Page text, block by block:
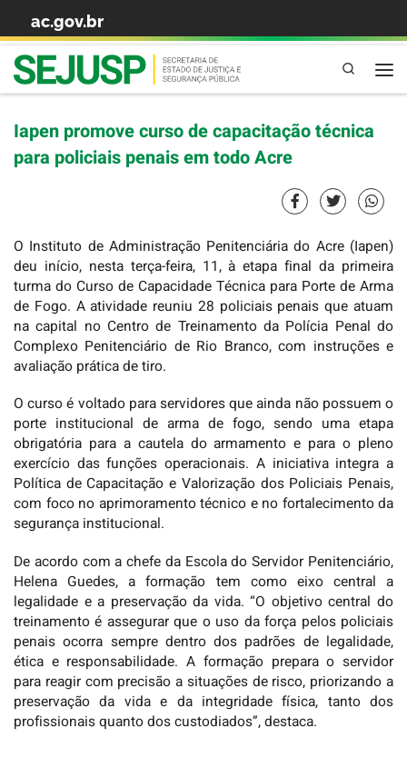
Skip to content
ac.gov.br
Pesquisa
Iapen promove curso de capacitação técnica
para policiais penais em todo Acre
O Instituto de Administração Penitenciária do Acre (Iapen)
deu início, nesta terça-feira, 11, à etapa final da primeira
turma do Curso de Capacidade Técnica para Porte de Arma
de Fogo. A atividade reuniu 28 policiais penais que atuam
na capital no Centro de Treinamento da Polícia Penal do
Complexo Penitenciário de Rio Branco, com instruções e
avaliação prática de tiro.
O curso é voltado para servidores que ainda não possuem o
porte institucional de arma de fogo, sendo uma etapa
obrigatória para a cautela do armamento e para o pleno
exercício das funções operacionais. A iniciativa integra a
Política de Capacitação e Valorização dos Policiais Penais,
com foco no aprimoramento técnico e no fortalecimento da
segurança institucional.
De acordo com a chefe da Escola do Servidor Penitenciário,
Helena Guedes, a formação tem como eixo central a
legalidade e a preservação da vida. “O objetivo central do
treinamento é assegurar que o uso da força pelos policiais
penais ocorra sempre dentro dos padrões de legalidade,
ética e responsabilidade. A formação prepara o servidor
para reagir com precisão a situações de risco, priorizando a
preservação da vida e da integridade física, tanto dos
profissionais quanto dos custodiados”, destaca.